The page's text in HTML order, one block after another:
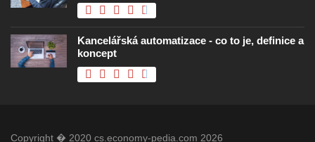
Kancelářská automatizace - co to je, definice a
koncept
Copyright � 2020 cs.economy-pedia.com 2026